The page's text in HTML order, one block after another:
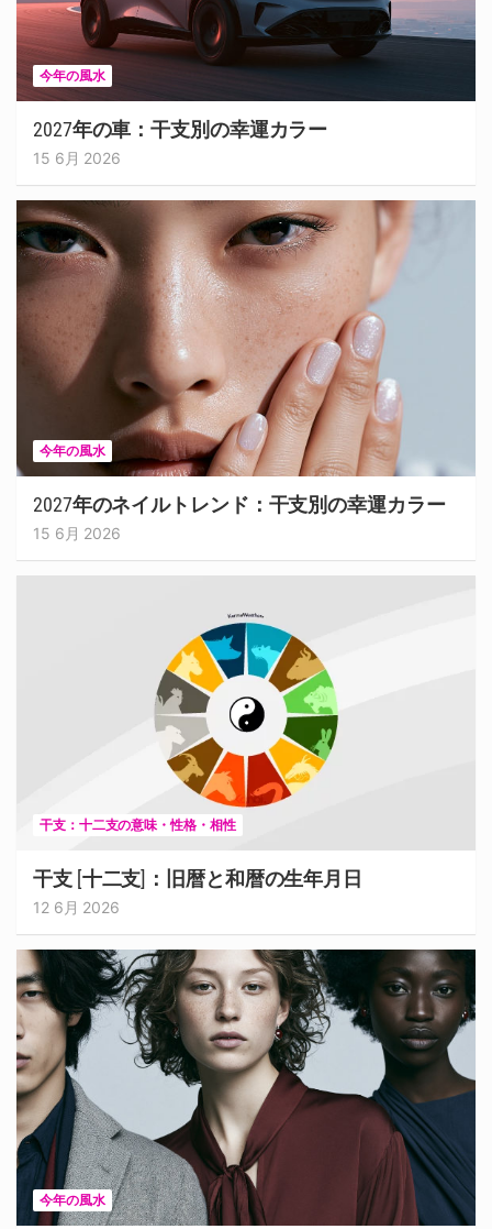
今年の風水
2027年の車：干支別の幸運カラー
15 6月 2026
今年の風水
2027年のネイルトレンド：干支別の幸運カラー
15 6月 2026
干支：十二支の意味・性格・相性
干支 [十二支]：旧暦と和暦の生年月日
12 6月 2026
今年の風水